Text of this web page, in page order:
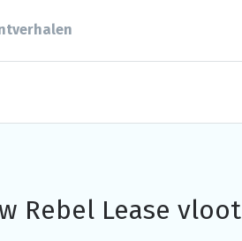
Rebel Lease vloot